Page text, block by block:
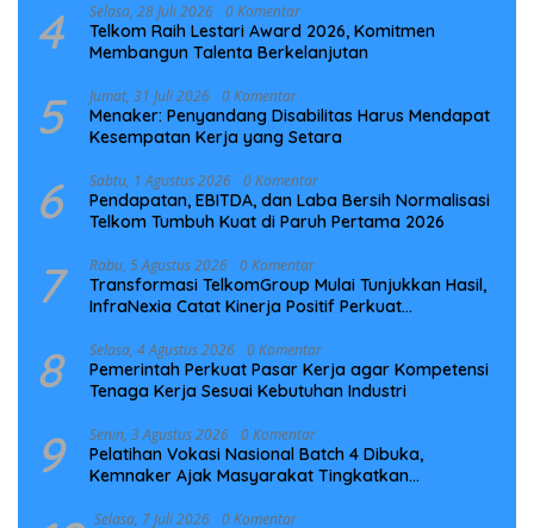
4 Selasa, 28 Juli 2026 0 Komentar
Telkom Raih Lestari Award 2026, Komitmen
Membangun Talenta Berkelanjutan
5 Jumat, 31 Juli 2026 0 Komentar
Menaker: Penyandang Disabilitas Harus Mendapat
Kesempatan Kerja yang Setara
6 Sabtu, 1 Agustus 2026 0 Komentar
Pendapatan, EBITDA, dan Laba Bersih Normalisasi
Telkom Tumbuh Kuat di Paruh Pertama 2026
7 Rabu, 5 Agustus 2026 0 Komentar
Transformasi TelkomGroup Mulai Tunjukkan Hasil,
InfraNexia Catat Kinerja Positif Perkuat
8 Selasa, 4 Agustus 2026 0 Komentar
Pemerintah Perkuat Pasar Kerja agar Kompetensi
Tenaga Kerja Sesuai Kebutuhan Industri
9 Senin, 3 Agustus 2026 0 Komentar
Pelatihan Vokasi Nasional Batch 4 Dibuka,
Kemnaker Ajak Masyarakat Tingkatkan
Selasa, 7 Juli 2026 0 Komentar